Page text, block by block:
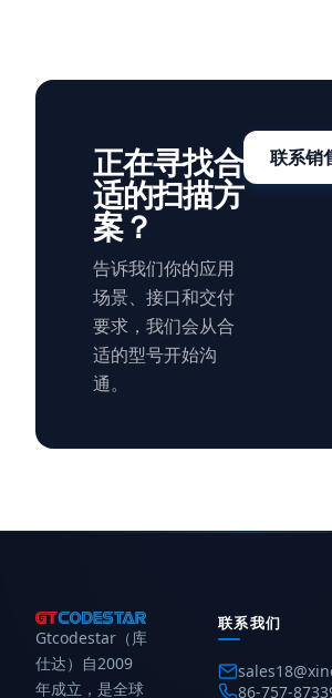
正在寻找合
适的扫描方
案？
告诉我们你的应用
场景、接口和交付
要求，我们会从合
适的型号开始沟
通。
联系销
Gtcodestar（库
仕达）自2009
年成立，是全球
联系我们
86-757-